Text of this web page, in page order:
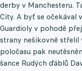
derby v Manchesteru.
City. A byť se očekával
Guardioly v pohodě
strany nešikovně střelil
poločasu pak
šance Rudých ďáblů